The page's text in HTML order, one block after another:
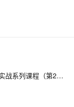
云栖社区特邀专家徐雷Java Spring Boot开发实战系列课程（第20讲）：经典面试题与阿里等名企内部招聘求职面试技巧